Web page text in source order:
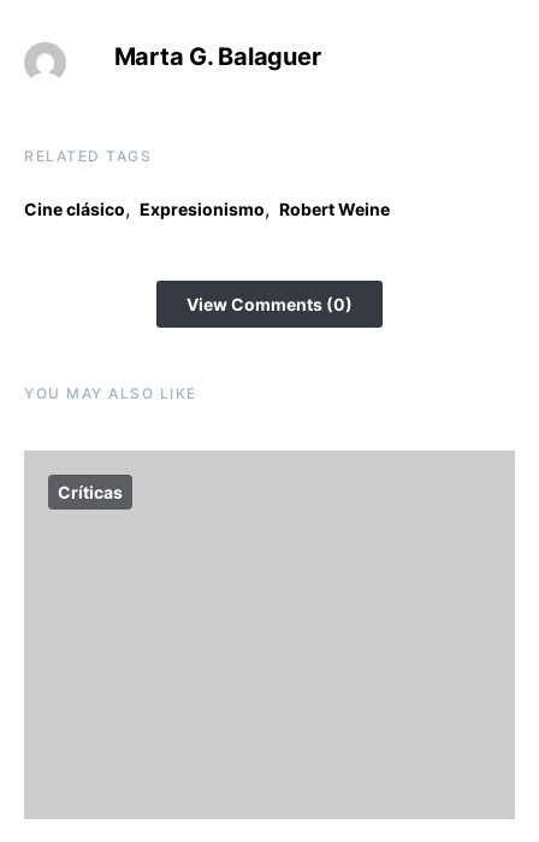
Marta G. Balaguer
RELATED TAGS
Cine clásico, Expresionismo, Robert Weine
View Comments (0)
YOU MAY ALSO LIKE
Críticas